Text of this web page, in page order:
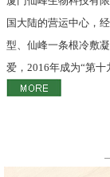
国大陆的营运中心，
型、仙峰一条根冷敷
爱，2016年成为“第十